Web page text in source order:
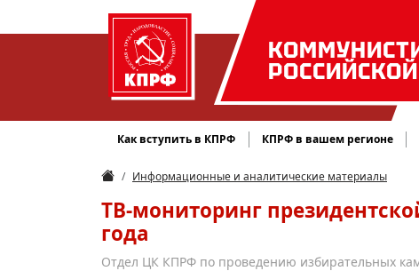
Как вступить в КПРФ КПРФ в вашем регионе
Информационные и аналитические материалы
ТВ-мониторинг
года
Отдел ЦК КПРФ по проведению избирательных